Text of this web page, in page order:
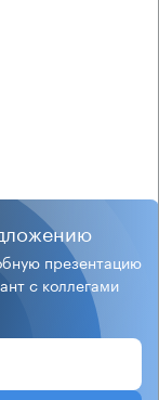
презентацию
с коллегами